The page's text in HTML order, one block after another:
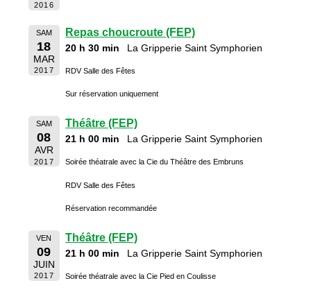
2016
SAM
18
MAR
2017
Repas choucroute (FEP)
20 h 30 min La Gripperie Saint Symphorien
RDV Salle des Fêtes
Sur réservation uniquement
SAM
08
AVR
2017
Théâtre (FEP)
21 h 00 min La Gripperie Saint Symphorien
Soirée théatrale avec la Cie du Théâtre des Embruns
RDV Salle des Fêtes
Réservation recommandée
VEN
09
JUIN
2017
Théâtre (FEP)
21 h 00 min La Gripperie Saint Symphorien
Soirée théatrale avec la Cie Pied en Coulisse